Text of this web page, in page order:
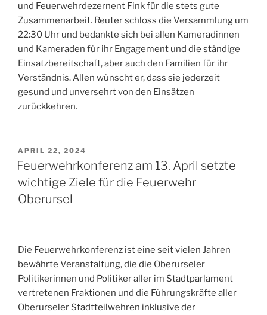
und Feuerwehrdezernent Fink für die stets gute
Zusammenarbeit. Reuter schloss die Versammlung um
22:30 Uhr und bedankte sich bei allen Kameradinnen
und Kameraden für ihr Engagement und die ständige
Einsatzbereitschaft, aber auch den Familien für ihr
Verständnis. Allen wünscht er, dass sie jederzeit
gesund und unversehrt von den Einsätzen
zurückkehren.
VERÖFFENTLICHT
AM
APRIL 22, 2024
Feuerwehrkonferenz am 13. April setzte
wichtige Ziele für die Feuerwehr
Oberursel
Die Feuerwehrkonferenz ist eine seit vielen Jahren
bewährte Veranstaltung, die die Oberurseler
Politikerinnen und Politiker aller im Stadtparlament
vertretenen Fraktionen und die Führungskräfte aller
Oberurseler Stadtteilwehren inklusive der